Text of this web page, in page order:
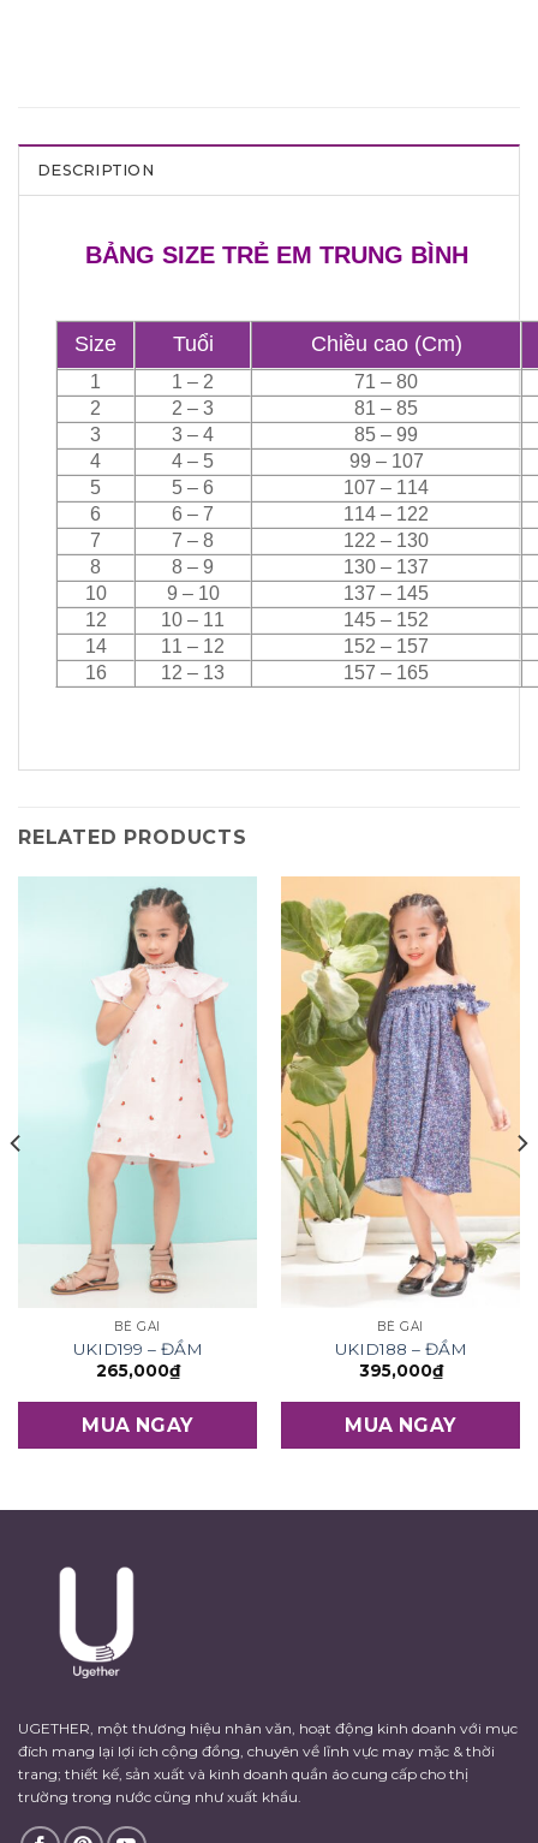
DESCRIPTION
BẢNG SIZE TRẺ EM TRUNG BÌNH
Size Tuổi Chiều cao (Cm)
1 1 – 2
71 – 80
2
2 – 3
81 – 85
3
3 – 4
85 – 99
4
4 – 5
99 – 107
5
5 – 6
107 – 114
6
6 – 7
114 – 122
7
7 – 8
122 – 130
8
8 – 9
130 – 137
10
9 – 10
137 – 145
12
10 – 11
145 – 152
14
11 – 12
152 – 157
16
12 – 13 157 – 165
RELATED PRODUCTS
BÉ GÁI
UKID199 – ĐẦM
265,000₫
MUA NGAY
BÉ GÁI
UKID188 – ĐẦM
395,000₫
MUA NGAY
UGETHER, một thương hiệu nhân văn, hoạt động kinh doanh với mục
đích mang lại lợi ích cộng đồng, chuyên về lĩnh vực may mặc & thời
trang; thiết kế, sản xuất và kinh doanh quần áo cung cấp cho thị
trường trong nước cũng như xuất khẩu.